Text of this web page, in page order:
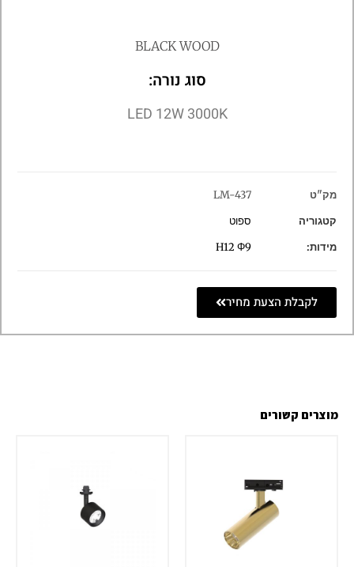
BLACK WOOD
סוג נורה:
LED 12W 3000K
מק"ט
LM-437
קטגוריה
ספוט
מידות:
H12 Φ9
לקבלת הצעת מחיר
מוצרים קשורים